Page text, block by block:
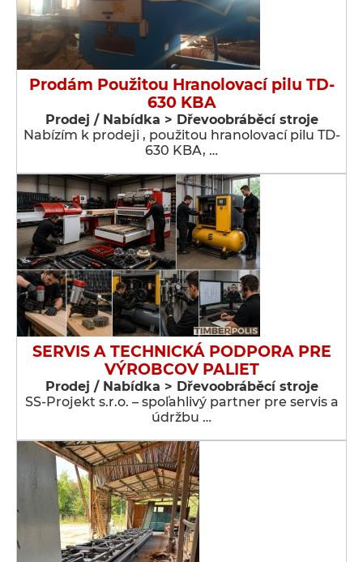
Prodám Použitou Hranolovací pilu TD-
630 KBA
Prodej / Nabídka > Dřevoobráběcí stroje
Nabízím k prodeji , použitou hranolovací pilu TD-
630 KBA, …
SERVIS A TECHNICKÁ PODPORA PRE
VÝROBCOV PALIET
Prodej / Nabídka > Dřevoobráběcí stroje
SS-Projekt s.r.o. – spoľahlivý partner pre servis a
údržbu …